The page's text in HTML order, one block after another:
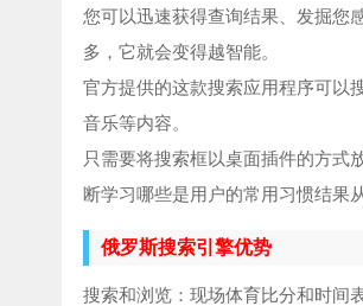
您可以迅速获得查询结果、发掘您
多，它就会变得越智能。
官方提供的这款搜索应用程序可以
音乐等内容。
只需要将搜索框以桌面插件的方式
断学习哪些是用户的常用习惯结果
俄罗斯搜索引擎优势
搜索和浏览：现场体育比分和时间